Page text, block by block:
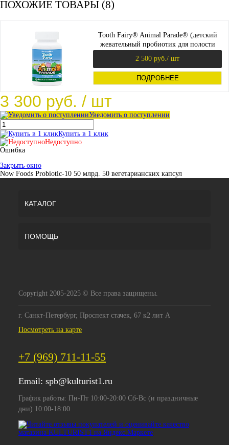
ПОХОЖИЕ ТОВАРЫ (8)
Tooth Fairy® Animal Parade® (детский
жевательный пробиотик для полости
2 500 руб./ шт
ПОДРОБНЕЕ
3 300 руб. / шт
Уведомить о поступлении
Купить в 1 клик
Недоступно
Ошибка
Закрыть окно
Now Foods Probiotic-10 50 млрд. 50 вегетарианских капсул
КАТАЛОГ
ПОМОЩЬ
Copyright 2005-2025 © Все права защищены.
г. Санкт-Петербург, Проспект стачек, 67 к2 лит А
Посмотреть на карте
+7 (969) 711-11-55
Email: spb@kulturist1.ru
График работы: Пн-Пт 10:00-20:00 Сб-Вс (и праздничные
дни) 10:00-18:00